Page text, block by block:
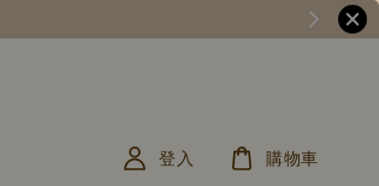
登入 購物車